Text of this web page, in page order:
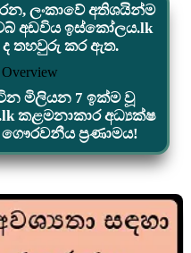
ලංකාවේ අතිශයින්ම
අඩවිය ඉස්කෝලය.lk
ද තහවුරු කර ඇත.
මිලියන 7 ඉක්ම වූ
කළමනාකාර අධ්‍යක්ෂ
ප්‍රණාමය!